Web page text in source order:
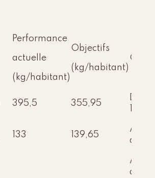
Performance
actuelle
(kg/habitant)
Objectifs
(kg/habitant)
395,5 355,95
133 139,65
de 5
de